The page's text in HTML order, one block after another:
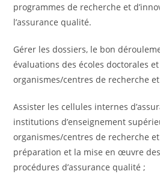
programmes de recherche et
l’assurance qualité.
Gérer les dossiers, le bon
évaluations des écoles doctorales
organismes/centres de recherche
Assister les cellules internes
institutions d’enseignement
organismes/centres de recherche
préparation et la mise en œuvre
procédures d’assurance qualité ;